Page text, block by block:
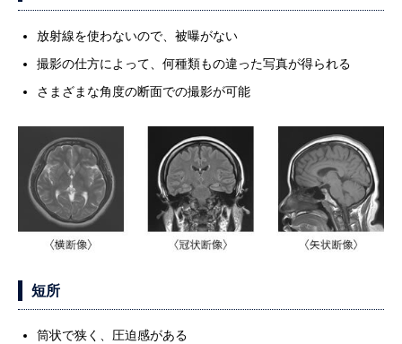
放射線を使わないので、被曝がない
撮影の仕方によって、何種類もの違った写真が得られる
さまざまな角度の断面での撮影が可能
短所
筒状で狭く、圧迫感がある